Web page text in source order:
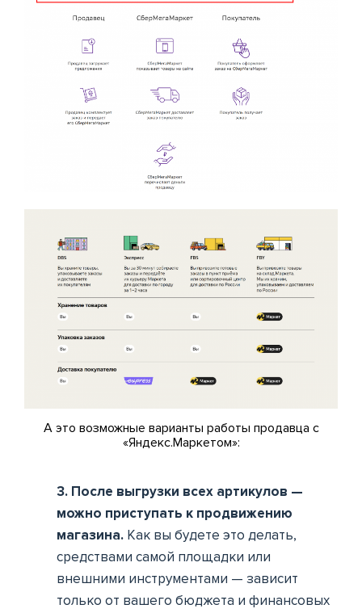
А это возможные варианты работы продавца с
«Яндекс.Маркетом»:
3. После выгрузки всех артикулов —
можно приступать к продвижению
магазина. Как вы будете это делать,
средствами самой площадки или
внешними инструментами — зависит
только от вашего бюджета и финансовых